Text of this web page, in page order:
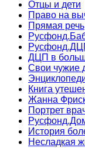
Отцы и дети
Право на
Прямая речь
ДЦП в
Свои чужие
Книга
Жанна
Портрет
История
Несладкая